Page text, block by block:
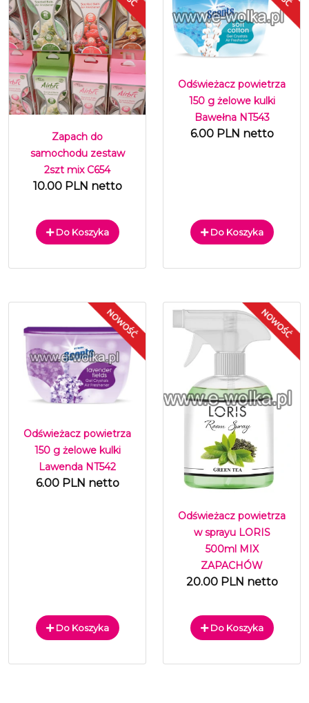
Zapach do
samochodu zestaw
2szt mix C654
10.00 PLN netto
Do Koszyka
Odświeżacz powietrza
150 g żelowe kulki
Bawełna NT543
6.00 PLN netto
Do Koszyka
Odświeżacz powietrza
150 g żelowe kulki
Lawenda NT542
6.00 PLN netto
Do Koszyka
Odświeżacz powietrza
w sprayu LORIS
500ml MIX
ZAPACHÓW
20.00 PLN netto
Do Koszyka